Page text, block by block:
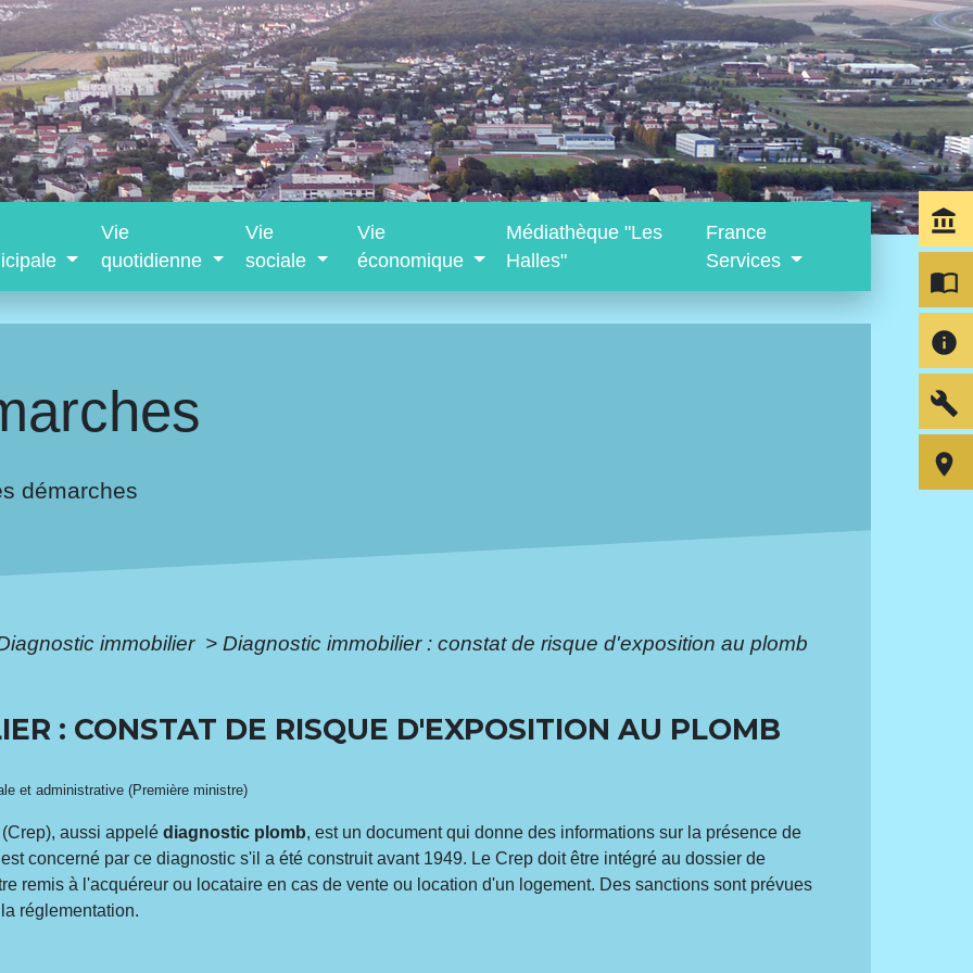
Vie
quotidienne
Vie
sociale
Vie
économique
Médiathèque "Les
Halles"
France
Services
démarches
immobilier > Diagnostic immobilier : constat de risque d'exposition au plomb
: CONSTAT DE RISQUE D'EXPOSITION AU PLOMB
et administrative (Première ministre)
(Crep), aussi appelédiagnostic plomb, est un document qui donne des informations sur la présence de
concerné par ce diagnostic s'il a été construit avant 1949. Le Crep doit être intégré au dossier de
remis à l'acquéreur ou locataire en cas de vente ou location d'un logement. Des sanctions sont prévues
réglementation.
account_balance
import_contacts
info
build
room